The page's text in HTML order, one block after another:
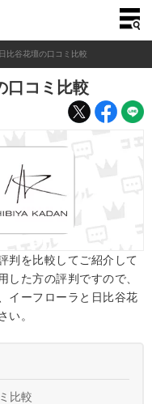
比谷花壇の口コミ比較
口コミ比較
判を比較してご紹介して
した方の評判ですので、
イーフローラと日比谷花
い。
比較